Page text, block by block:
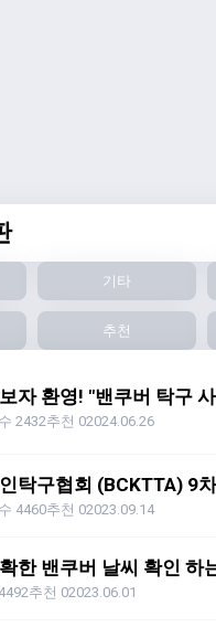
기타
추천
자 환영! "밴쿠버 탁구
2432추천 02024.06.26
비씨 한인
4460추천 02023.09.14
한 밴쿠버 날씨 확인 하
추천 02023.06.01